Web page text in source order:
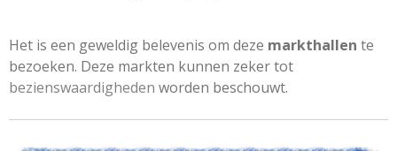
Het is een geweldig belevenis om deze markthallen te
bezoeken. Deze markten kunnen zeker tot
bezienswaardigheden worden beschouwt.